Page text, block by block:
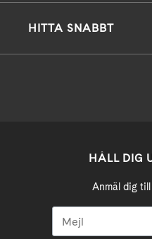
HITTA SNABBT
HÅLL DIG
Anmäl dig